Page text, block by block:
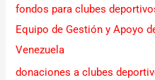
fondos para clubes
Equipo de Gestión y Apoyo
Venezuela
donaciones a clubes